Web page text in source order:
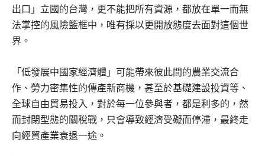
出口」立國的台灣，更不能把所有資源，都放在單一而無
法掌控的風險籃框中，唯有採以更開放態度去面對這個世
界。
「低發展中國家經濟體」可能帶來彼此間的農業交流合
作、勞力密集性的傳產新商機，甚至於基礎建設投資等、
全球自由貿易投入，對於每一位參與者，都是利多的，然
而封閉型態的關稅戰，只會導致經濟受礙而停滯，最終走
向經貿產業衰退一途。